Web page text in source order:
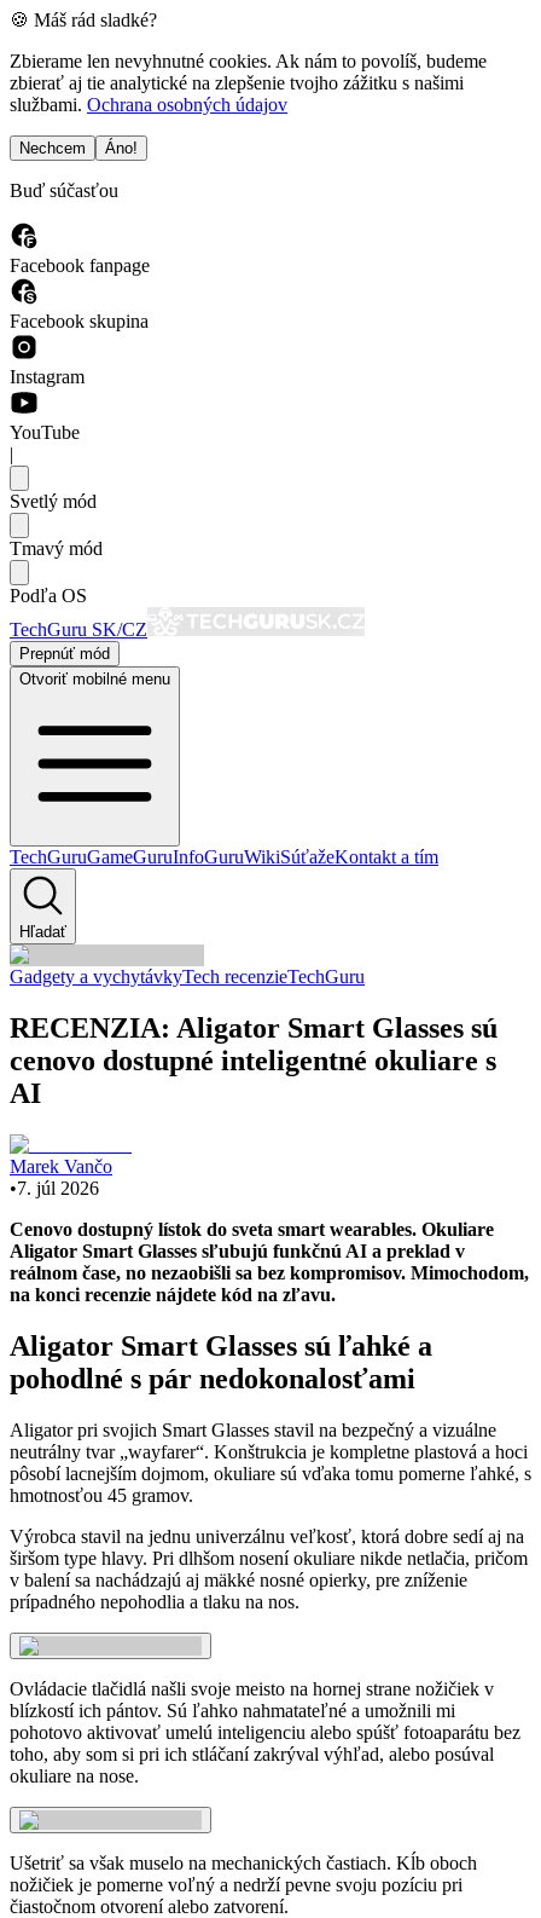
🍪 Máš rád sladké?
Zbierame len nevyhnutné cookies. Ak nám to povolíš, budeme
zbierať aj tie analytické na zlepšenie tvojho zážitku s našimi
službami. Ochrana osobných údajov
Nechcem Áno!
Buď súčasťou
Facebook fanpage
Facebook skupina
Instagram
YouTube
|
Svetlý mód
Tmavý mód
Podľa OS
TechGuru SK/CZ
Prepnúť mód
Otvoriť mobilné menu
TechGuruGameGuruInfoGuruWikiSúťažeKontakt a tím
Hľadať
Gadgety a vychytávkyTech recenzieTechGuru
RECENZIA: Aligator Smart Glasses sú
cenovo dostupné inteligentné okuliare s
AI
Marek Vančo
•7. júl 2026
Cenovo dostupný lístok do sveta smart wearables. Okuliare
Aligator Smart Glasses sľubujú funkčnú AI a preklad v
reálnom čase, no nezaobišli sa bez kompromisov. Mimochodom,
na konci recenzie nájdete kód na zľavu.
Aligator Smart Glasses sú ľahké a
pohodlné s pár nedokonalosťami
Aligator pri svojich Smart Glasses stavil na bezpečný a vizuálne
neutrálny tvar „wayfarer“. Konštrukcia je kompletne plastová a hoci
pôsobí lacnejším dojmom, okuliare sú vďaka tomu pomerne ľahké, s
hmotnosťou 45 gramov.
Výrobca stavil na jednu univerzálnu veľkosť, ktorá dobre sedí aj na
širšom type hlavy. Pri dlhšom nosení okuliare nikde netlačia, pričom
v balení sa nachádzajú aj mäkké nosné opierky, pre zníženie
prípadného nepohodlia a tlaku na nos.
Ovládacie tlačidlá našli svoje meisto na hornej strane nožičiek v
blízkostí ich pántov. Sú ľahko nahmatateľné a umožnili mi
pohotovo aktivovať umelú inteligenciu alebo spúšť fotoaparátu bez
toho, aby som si pri ich stláčaní zakrýval výhľad, alebo posúval
okuliare na nose.
Ušetriť sa však muselo na mechanických častiach. Kĺb oboch
nožičiek je pomerne voľný a nedrží pevne svoju pozíciu pri
čiastočnom otvorení alebo zatvorení.